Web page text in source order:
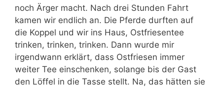
noch Ärger macht. Nach drei Stunden Fahrt
kamen wir endlich an. Die Pferde durften auf
die Koppel und wir ins Haus, Ostfriesentee
trinken, trinken, trinken. Dann wurde mir
irgendwann erklärt, dass Ostfriesen immer
weiter Tee einschenken, solange bis der Gast
den Löffel in die Tasse stellt. Na, das hätten sie